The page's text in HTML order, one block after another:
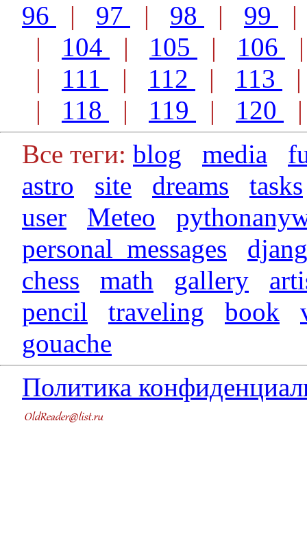
96
| 97 | 98 | 99
| 104 | 105 | 106
| 111 | 112 | 113
| 118 | 119 | 120
Все теги: blog media
astro
site dreams
tasks
user
Meteo
personal_messages
chess
math gallery
pencil
traveling book
gouache
Политика